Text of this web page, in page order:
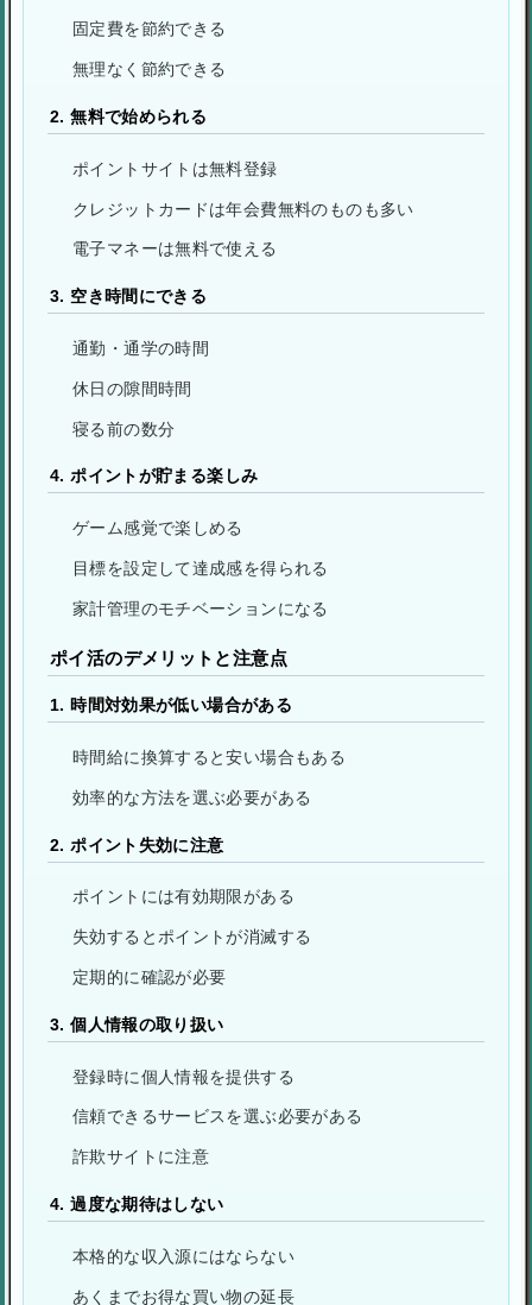
固定費を節約できる
無理なく節約できる
2. 無料で始められる
ポイントサイトは無料登録
クレジットカードは年会費無料のものも多い
電子マネーは無料で使える
3. 空き時間にできる
通勤・通学の時間
休日の隙間時間
寝る前の数分
4. ポイントが貯まる楽しみ
ゲーム感覚で楽しめる
目標を設定して達成感を得られる
家計管理のモチベーションになる
ポイ活のデメリットと注意点
1. 時間対効果が低い場合がある
時間給に換算すると安い場合もある
効率的な方法を選ぶ必要がある
2. ポイント失効に注意
ポイントには有効期限がある
失効するとポイントが消滅する
定期的に確認が必要
3. 個人情報の取り扱い
登録時に個人情報を提供する
信頼できるサービスを選ぶ必要がある
詐欺サイトに注意
4. 過度な期待はしない
本格的な収入源にはならない
あくまでお得な買い物の延長